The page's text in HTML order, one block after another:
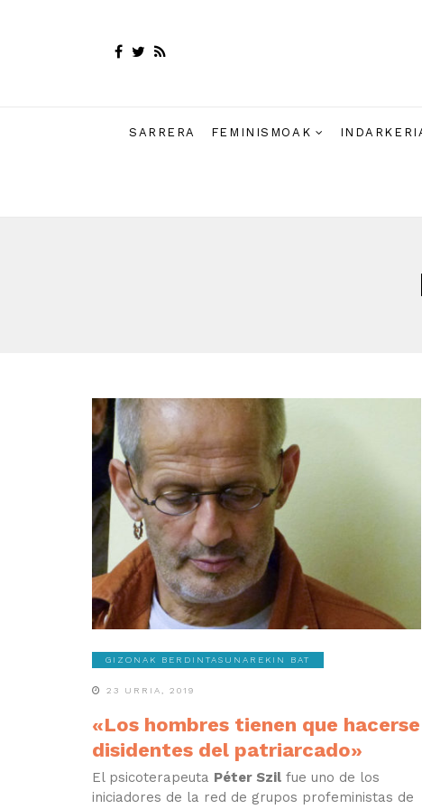
SARRERA FEMINISMOAK
GIZONAK BERDINTASUNAREKIN BAT
23 URRIA, 2019
«Los hombres tienen que hacerse
disidentes del patriarcado»
El psicoterapeuta Péter Szil fue uno de los
iniciadores de la red de grupos profeministas de